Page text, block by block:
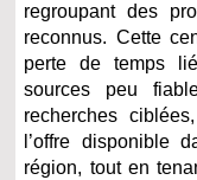
regroupant des
reconnus. Cette
perte de temps
sources peu
recherches
l’offre disponible
région, tout en